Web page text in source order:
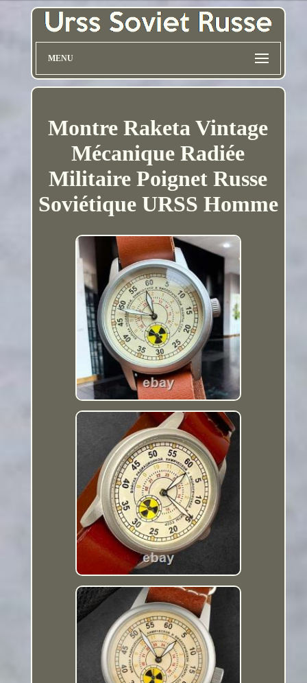
MENU
Montre Raketa Vintage
Mécanique Radiée
Militaire Poignet Russe
Soviétique URSS Homme